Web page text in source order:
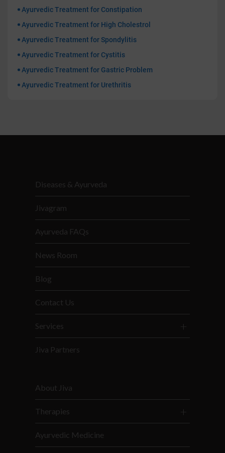
Ayurvedic Treatment for Constipation
Ayurvedic Treatment for High Cholestrol
Ayurvedic Treatment for Spondylitis
Ayurvedic Treatment for Cystitis
Ayurvedic Treatment for Gastric Problem
Ayurvedic Treatment for Urethritis
Diseases & Ayurveda
Jivagram
Ayurveda FAQs
News Room
Blog
Contact Us
Services
Jiva Partners
About Jiva
Therapies
Ayurvedic Medicine